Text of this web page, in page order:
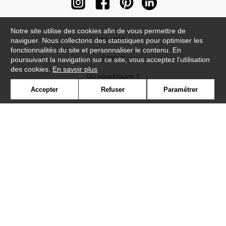
Newsletter
Contact
Où nous trouver ?
Notre site utilise des cookies afin de vous permettre de
naviguer. Nous collectons des statistiques pour optimiser les
fonctionnalités du site et personnaliser le contenu. En
poursuivant la navigation sur ce site, vous acceptez l'utilisation
des cookies. En savoir plus
Accepter Refuser Paramétrer